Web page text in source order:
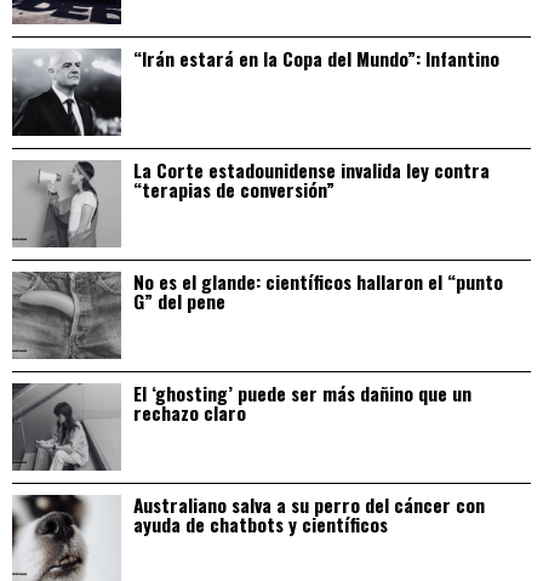
“Irán estará en la Copa del Mundo”: Infantino
La Corte estadounidense invalida ley contra
“terapias de conversión”
No es el glande: científicos hallaron el “punto
G” del pene
El ‘ghosting’ puede ser más dañino que un
rechazo claro
Australiano salva a su perro del cáncer con
ayuda de chatbots y científicos